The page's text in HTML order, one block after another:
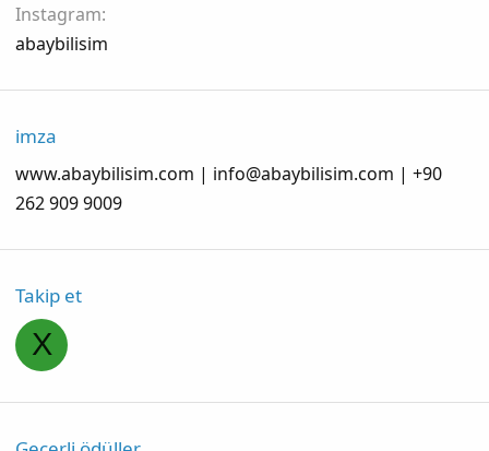
Instagram
abaybilisim
imza
www.abaybilisim.com | info@abaybilisim.com | +90
262 909 9009
Takip et
X